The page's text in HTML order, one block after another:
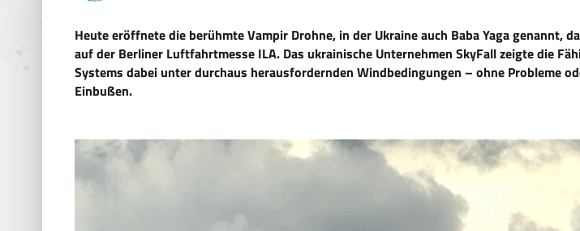
Heute eröffnete die berühmte Vampir Drohne, in der Ukraine auch Baba Yaga genannt,
auf der Berliner Luftfahrtmesse ILA. Das ukrainische Unternehmen SkyFall zeigte die
Systems dabei unter durchaus herausfordernden Windbedingungen – ohne Probleme
Einbußen.